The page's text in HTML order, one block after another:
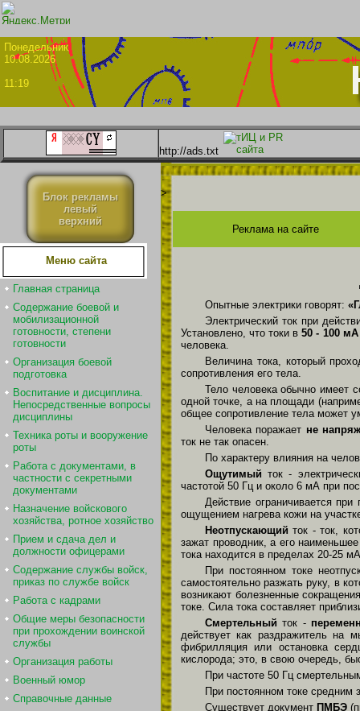
10.08.2026
11:19
http://ads.txt
Блок рекламы
левый
верхний
Меню сайта
Главная страница
Содержание боевой и
мобилизационной
готовности, степени
готовности
Организация боевой
подготовка
Воспитание и дисциплина.
Непосредственные вопросы
дисциплины
Техника роты и вооружение
роты
Работа с документами, в
частности с секретными
документами
Назначение войскового
хозяйства, ротное хозяйство
Прием и сдача дел и
должности офицерами
Содержание службы войск,
приказ по службе войск
Работа с кадрами
Общие меры безопасности
при прохождении воинской
службы
Организация работы
Военный юмор
Справочные данные
>
Реклама на сайте
Опытные электрики говорят:
Электрический ток при
Установлено, что токи в 50 - 100
человека.
Величина тока, который
сопротивления его тела.
Тело человека обычно имеет
одной точке, а на площади
общее сопротивление тела может
Человека поражает не
ток не так опасен.
По характеру влияния на
Ощутимыйток -
частотой 50 Гц и около 6 мА при
Действие ограничивается
ощущением нагрева кожи на
Неотпускающийток - ток,
зажат проводник, а его
тока находится в пределах 20-25
При постоянном токе
самостоятельно разжать руку, в
возникают болезненные
токе. Сила тока составляет
Смертельныйток -
действует как раздражитель на
фибрилляция или остановка
кислорода; это, в свою очередь,
При частоте 50 Гц
При постоянном токе средним
Существует документ ПМБЭ